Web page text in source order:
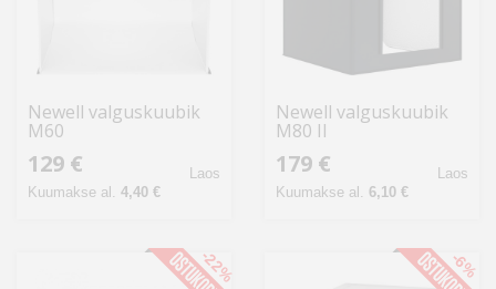
Newell valguskuubik
M60
129 €
Kuumakse al. 4,40 €
Laos
Newell valguskuubik
M80 II
179 €
Kuumakse al. 6,10 €
Laos
-22% -6%